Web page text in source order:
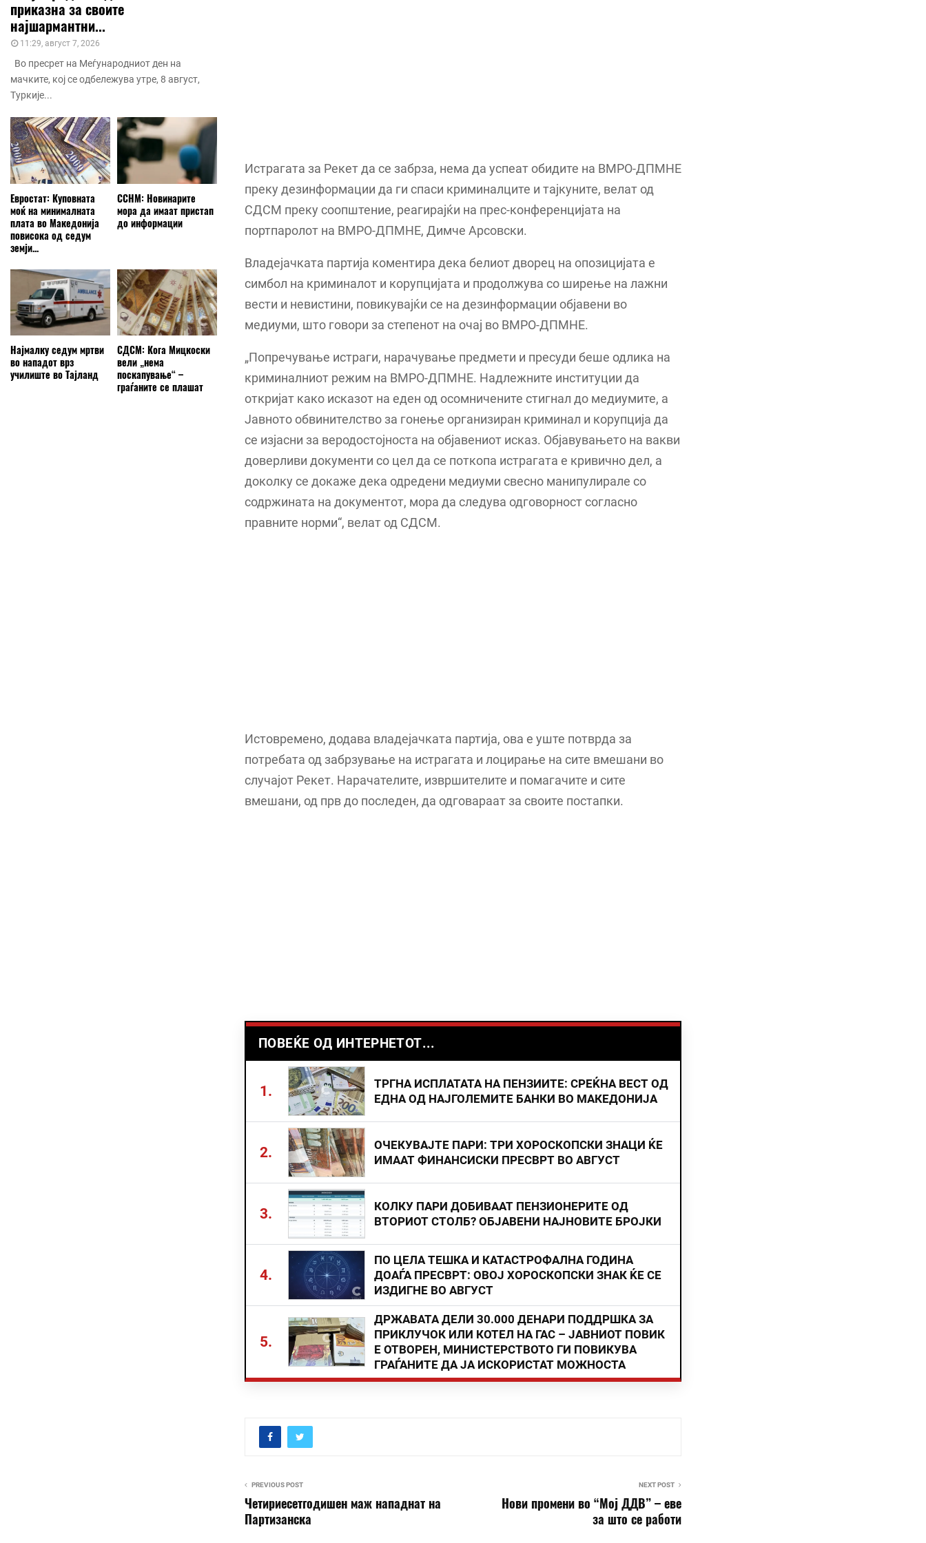
Истрагата за Рекет да се забрза, нема да успеат обидите на ВМРО-ДПМНЕ
преку дезинформации да ги спаси криминалците и тајкуните, велат од
СДСМ преку соопштение, реагирајќи на прес-конференцијата на
портпаролот на ВМРО-ДПМНЕ, Димче Арсовски.
Владејачката партија коментира дека белиот дворец на опозицијата е
симбол на криминалот и корупцијата и продолжува со ширење на лажни
вести и невистини, повикувајќи се на дезинформации објавени во
медиуми, што говори за степенот на очај во ВМРО-ДПМНЕ.
„Попречување истраги, нарачување предмети и пресуди беше одлика на
криминалниот режим на ВМРО-ДПМНЕ. Надлежните институции да
откријат како исказот на еден од осомничените стигнал до медиумите, а
Јавното обвинителство за гонење организиран криминал и корупција да
се изјасни за веродостојноста на објавениот исказ. Објавувањето на вакви
доверливи документи со цел да се поткопа истрагата е кривично дел, а
доколку се докаже дека одредени медиуми свесно манипулирале со
содржината на документот, мора да следува одговорност согласно
правните норми“, велат од СДСМ.
Истовремено, додава владејачката партија, ова е уште потврда за
потребата од забрзување на истрагата и лоцирање на сите вмешани во
случајот Рекет. Нарачателите, извршителите и помагачите и сите
вмешани, од прв до последен, да одговараат за своите постапки.
ПОВЕЌЕ ОД ИНТЕРНЕТОТ...
1.
ТРГНА ИСПЛАТАТА НА ПЕНЗИИТЕ: СРЕЌНА ВЕСТ ОД
ЕДНА ОД НАЈГОЛЕМИТЕ БАНКИ ВО МАКЕДОНИЈА
2.
ОЧЕКУВАЈТЕ ПАРИ: ТРИ ХОРОСКОПСКИ ЗНАЦИ ЌЕ
ИМААТ ФИНАНСИСКИ ПРЕСВРТ ВО АВГУСТ
3.
КОЛКУ ПАРИ ДОБИВААТ ПЕНЗИОНЕРИТЕ ОД
ВТОРИОТ СТОЛБ? ОБЈАВЕНИ НАЈНОВИТЕ БРОЈКИ
4.
ПО ЦЕЛА ТЕШКА И КАТАСТРОФАЛНА ГОДИНА
ДОАЃА ПРЕСВРТ: ОВОЈ ХОРОСКОПСКИ ЗНАК ЌЕ СЕ
ИЗДИГНЕ ВО АВГУСТ
5.
ДРЖАВАТА ДЕЛИ 30.000 ДЕНАРИ ПОДДРШКА ЗА
ПРИКЛУЧОК ИЛИ КОТЕЛ НА ГАС – ЈАВНИОТ ПОВИК
Е ОТВОРЕН, МИНИСТЕРСТВОТО ГИ ПОВИКУВА
ГРАЃАНИТЕ ДА ЈА ИСКОРИСТАТ МОЖНОСТА
PREVIOUS POST
Четириесетгодишен маж нападнат на
Партизанска
NEXT POST
Нови промени во “Мој ДДВ” – еве
за што се работи
приказна за своите
најшармантни...
11:29, август 7, 2026
Во пресрет на Меѓународниот ден на
мачките, кој се одбележува утре, 8 август,
Туркије...
Евростат: Куповната
моќ на минималната
плата во Македонија
повисока од седум
земји...
ССНМ: Новинарите
мора да имаат пристап
до информации
Најмалку седум мртви
во нападот врз
училиште во Тајланд
СДСМ: Кога Мицкоски
вели „нема
поскапување“ –
граѓаните се плашат